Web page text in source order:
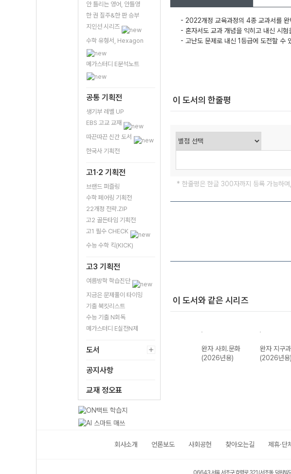
안 틀리는 영어, 안틀영
한 권 질주&한 판 승부
지인선 시리즈
수학 유형서, Hexagon
메가스터디 E분석노트
공통 기획전
생기부 레벨 UP
EBS 고교 교재
따끈따끈 신간 도서
한국사 기획전
고1·2 기획전
브랜드 퍼즐링
수학 페어링 기획전
22개정 전략.ZIP
고2 골든타임 기획전
고1 필수 CHECK
수능 수학 킥(KICK)
고3 기획전
여름방학 학습진단
지금은 문제풀이 타이밍
기출 북킷리스트
수능 기출 N회독
메가스터디 E실전N제
도서
공지사항
교재 정오표
- 2022개정 교육과정의 4종 교과서를 완
- 혼자서도 교과 개념을 익히고 내신 시
- 고난도 문제로 내신 1등급에 도전할 수
이 도서의 한줄평
* 한줄평은 한글 300자까지 등록 가능하
이 도서와 같은 시리즈
완자 생명과학II
완자 경제 (2026
완자 사회.문화
(2026년용)
완자 지구과
(2026년용)
회사소개 언론보도 사회공헌 찾아오는길 제휴·단
06643 서울 서초구 효령로 321 (서초동, 덕원